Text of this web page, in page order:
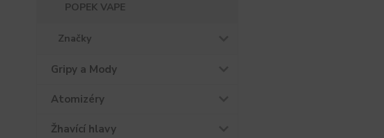
POPEK VAPE
Značky
Gripy a Mody
Atomizéry
Žhavící hlavy